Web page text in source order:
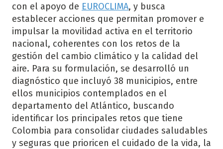
con el apoyo de EUROCLIMA, y busca
establecer acciones que permitan promover e
impulsar la movilidad activa en el territorio
nacional, coherentes con los retos de la
gestión del cambio climático y la calidad del
aire. Para su formulación, se desarrolló un
diagnóstico que incluyó 38 municipios, entre
ellos municipios contemplados en el
departamento del Atlántico, buscando
identificar los principales retos que tiene
Colombia para consolidar ciudades saludables
y seguras que prioricen el cuidado de la vida, la